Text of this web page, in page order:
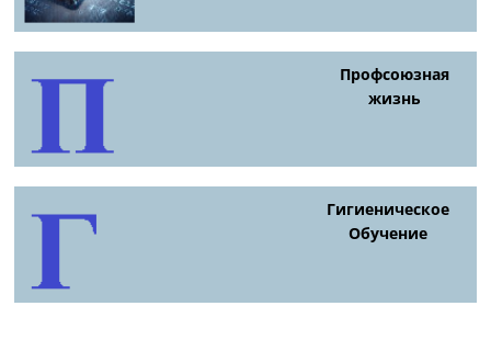
Профсоюзная
жизнь
Гигиеническое
Обучение